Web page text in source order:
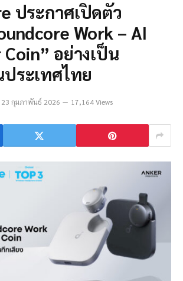
ประกาศเปิดตัว
Work – AI
อย่างเป็น
ประเทศไทย
23 กุมภาพันธ์ 2026 17,164 Views